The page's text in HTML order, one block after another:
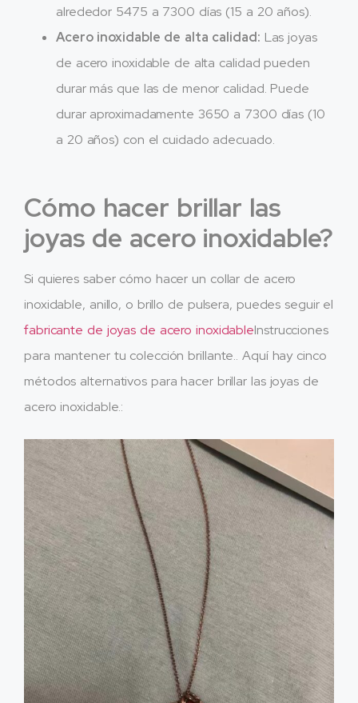
alrededor 5475 a 7300 días (15 a 20 años).
Acero inoxidable de alta calidad: Las joyas
de acero inoxidable de alta calidad pueden
durar más que las de menor calidad. Puede
durar aproximadamente 3650 a 7300 días (10
a 20 años) con el cuidado adecuado.
Cómo hacer brillar las
joyas de acero inoxidable?
Si quieres saber cómo hacer un collar de acero
inoxidable, anillo, o brillo de pulsera, puedes seguir el
fabricante de joyas de acero inoxidableInstrucciones
para mantener tu colección brillante.. Aquí hay cinco
métodos alternativos para hacer brillar las joyas de
acero inoxidable.: